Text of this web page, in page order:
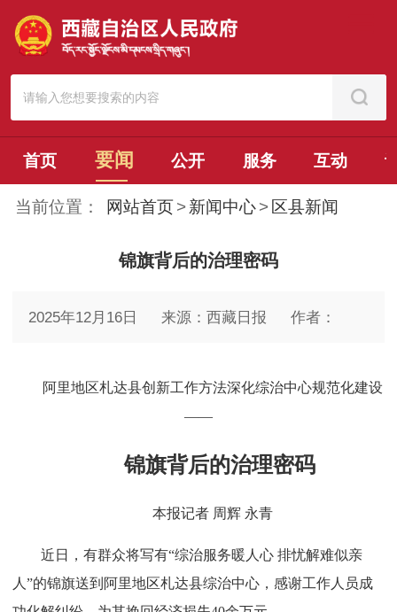
首页 要闻 公开 服务 互动
当前位置： 网站首页 > 新闻中心 > 区县新闻
锦旗背后的治理密码
2025年12月16日 来源：西藏日报 作者：
阿里地区札达县创新工作方法深化综治中心规范化建设
——
锦旗背后的治理密码
本报记者 周辉 永青
近日，有群众将写有“综治服务暖人心 排忧解难似亲
人”的锦旗送到阿里地区札达县综治中心，感谢工作人员成